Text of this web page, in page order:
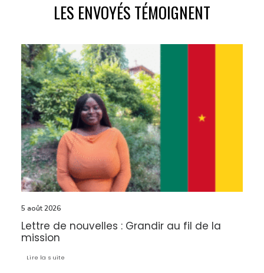
LES ENVOYÉS TÉMOIGNENT
5 août 2026
Comment fonctionne le volontariat de
réciprocité ?
Lire la suite